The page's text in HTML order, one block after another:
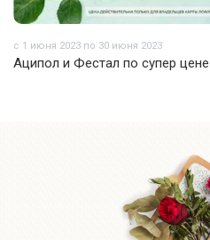
с 1 июня 2023 по 30 июня 2023
Аципол и Фестал по супер цене